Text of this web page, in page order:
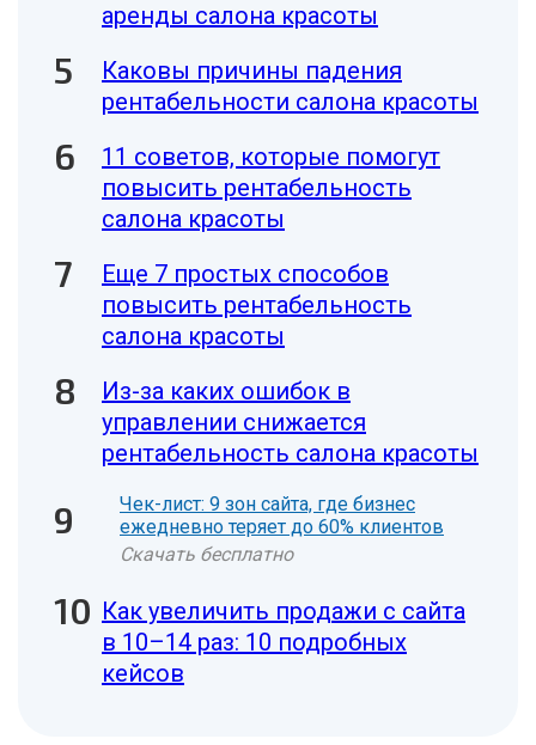
аренды салона красоты
Каковы причины падения
рентабельности салона красоты
11 советов, которые помогут
повысить рентабельность
салона красоты
Еще 7 простых способов
повысить рентабельность
салона красоты
Из-за каких ошибок в
управлении снижается
рентабельность салона красоты
Чек-лист: 9 зон сайта, где бизнес
ежедневно теряет до 60% клиентов
Скачать бесплатно
Как увеличить продажи с сайта
в 10–14 раз: 10 подробных
кейсов